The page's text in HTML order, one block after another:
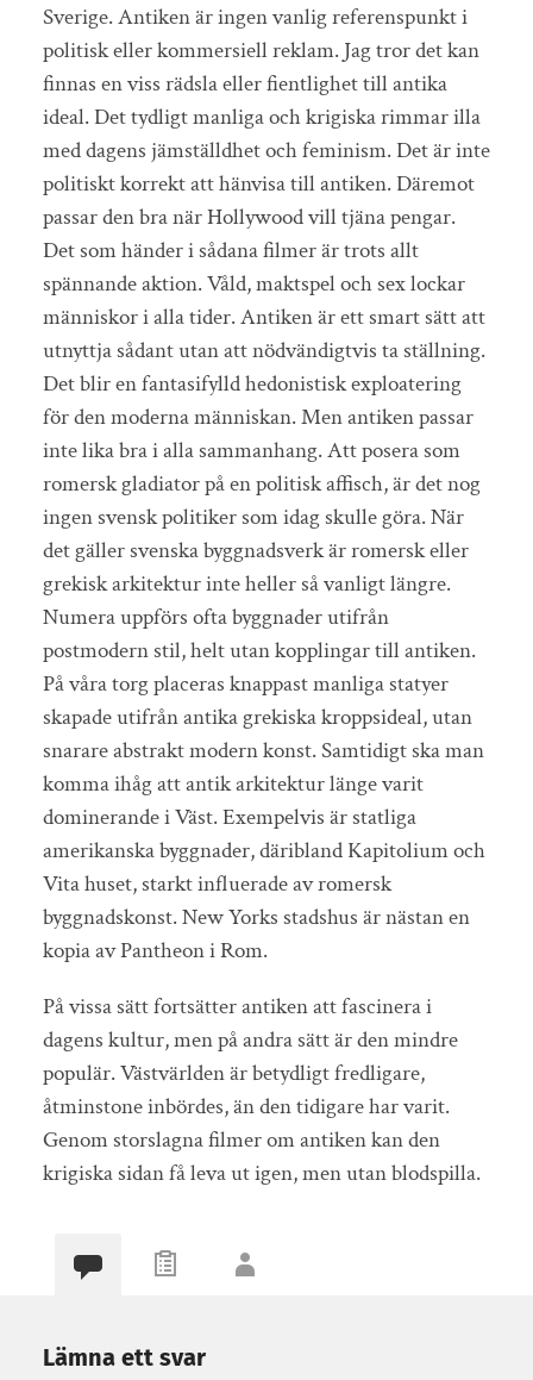
Sverige. Antiken är ingen vanlig referenspunkt i
politisk eller kommersiell reklam. Jag tror det kan
finnas en viss rädsla eller fientlighet till antika
ideal. Det tydligt manliga och krigiska rimmar illa
med dagens jämställdhet och feminism. Det är inte
politiskt korrekt att hänvisa till antiken. Däremot
passar den bra när Hollywood vill tjäna pengar.
Det som händer i sådana filmer är trots allt
spännande aktion. Våld, maktspel och sex lockar
människor i alla tider. Antiken är ett smart sätt att
utnyttja sådant utan att nödvändigtvis ta ställning.
Det blir en fantasifylld hedonistisk exploatering
för den moderna människan. Men antiken passar
inte lika bra i alla sammanhang. Att posera som
romersk gladiator på en politisk affisch, är det nog
ingen svensk politiker som idag skulle göra. När
det gäller svenska byggnadsverk är romersk eller
grekisk arkitektur inte heller så vanligt längre.
Numera uppförs ofta byggnader utifrån
postmodern stil, helt utan kopplingar till antiken.
På våra torg placeras knappast manliga statyer
skapade utifrån antika grekiska kroppsideal, utan
snarare abstrakt modern konst. Samtidigt ska man
komma ihåg att antik arkitektur länge varit
dominerande i Väst. Exempelvis är statliga
amerikanska byggnader, däribland Kapitolium och
Vita huset, starkt influerade av romersk
byggnadskonst. New Yorks stadshus är nästan en
kopia av Pantheon i Rom.
På vissa sätt fortsätter antiken att fascinera i
dagens kultur, men på andra sätt är den mindre
populär. Västvärlden är betydligt fredligare,
åtminstone inbördes, än den tidigare har varit.
Genom storslagna filmer om antiken kan den
krigiska sidan få leva ut igen, men utan blodspilla.
Lämna ett svar